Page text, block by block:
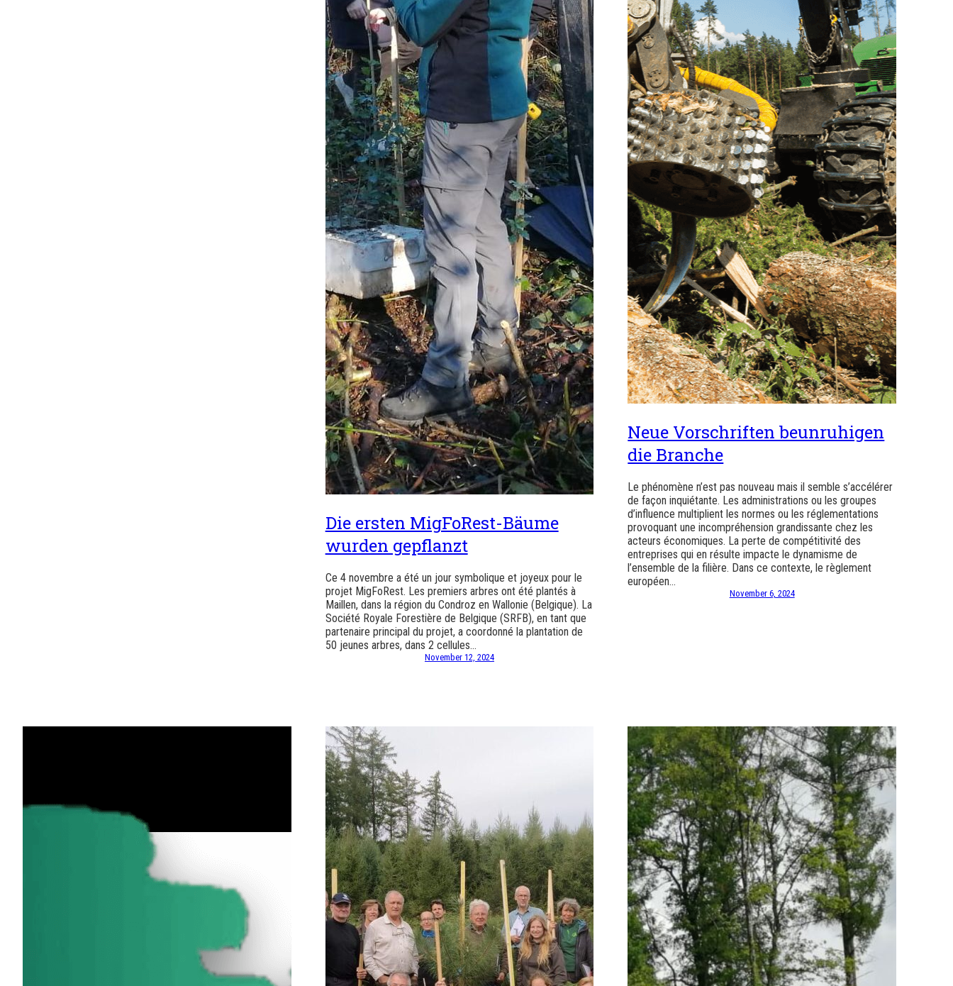
Die ersten MigFoRest-Bäume
wurden gepflanzt
Ce 4 novembre a été un jour symbolique et joyeux pour le
projet MigFoRest. Les premiers arbres ont été plantés à
Maillen, dans la région du Condroz en Wallonie (Belgique). La
Société Royale Forestière de Belgique (SRFB), en tant que
partenaire principal du projet, a coordonné la plantation de
50 jeunes arbres, dans 2 cellules…
November 12, 2024
Neue Vorschriften beunruhigen
die Branche
Le phénomène n’est pas nouveau mais il semble s’accélérer
de façon inquiétante. Les administrations ou les groupes
d’influence multiplient les normes ou les réglementations
provoquant une incompréhension grandissante chez les
acteurs économiques. La perte de compétitivité des
entreprises qui en résulte impacte le dynamisme de
l’ensemble de la filière. Dans ce contexte, le règlement
européen…
November 6, 2024